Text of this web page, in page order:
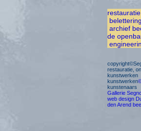
archief
de
restauratie,
kunstwerken
kunstwerken
kunstenaars
Gallerie
web design
den Arend